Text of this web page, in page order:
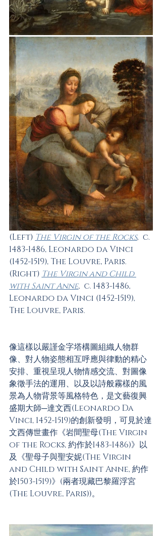
(Left) The Virgin of the Rocks,  c.
1483-1486, Leonardo da Vinci
(1452-1519), The Louvre, Paris.
(Right) The Virgin and Child
with Saint Anne,  c. 1483-1486,
Leonardo da Vinci (1452-1519),
The Louvre, Paris.
像這樣以嚴謹金字塔構圖組織人物群
像、對人物姿態相互呼應與律動的精心
安排、重視呈現人物情感交流、對圖像
象徵手法的運用、以及以詩般霧樣的風
景為人物背景等風格特色，是文藝復興
盛期大師─達文西(Leonardo Da
Vinci, 1452-1519)的創新發明，可見於達
文西傳世畫作《岩間聖母(The Virgin
of the Rocks, 約作於1483-1486)》以
及《聖母子與聖安妮(The Virgin
and Child with Saint Anne, 約作
於1503-1519)》(兩者現藏巴黎羅浮宮
(The Louvre, Paris))。